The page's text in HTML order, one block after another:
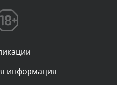
виден после проверки
виден после проверки
информация